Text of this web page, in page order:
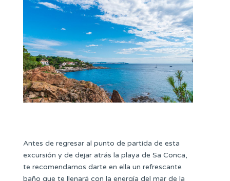
Antes de regresar al punto de partida de esta
excursión y de dejar atrás la playa de Sa Conca,
te recomendamos darte en ella un refrescante
baño que te llenará con la energía del mar de la